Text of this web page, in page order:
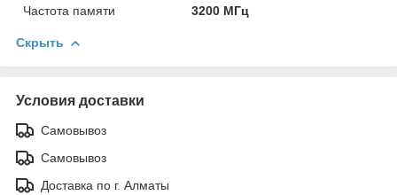
Частота памяти
3200 МГц
Скрыть
Условия доставки
Самовывоз
Самовывоз
Доставка по г. Алматы